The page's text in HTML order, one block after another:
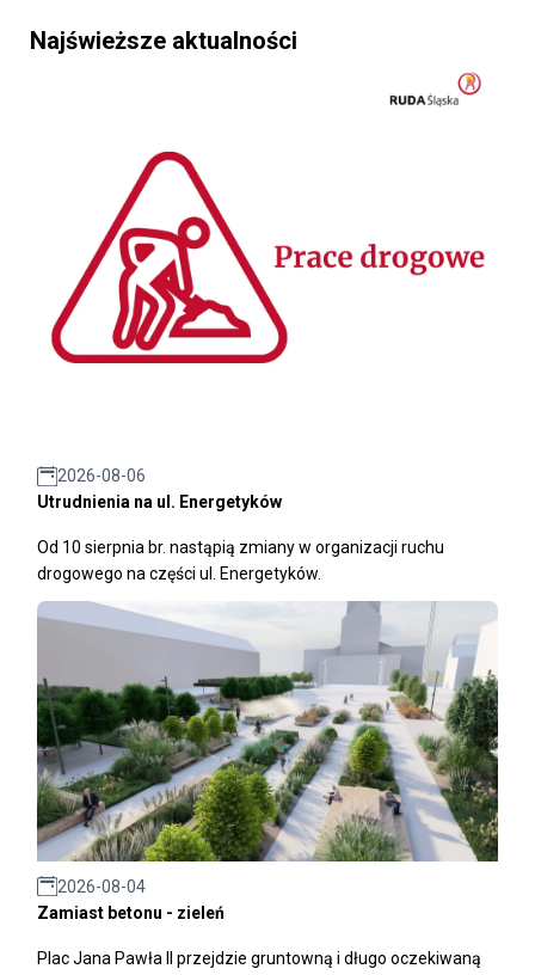
Najświeższe aktualności
2026-08-06
Utrudnienia na ul. Energetyków
Od 10 sierpnia br. nastąpią zmiany w organizacji ruchu
drogowego na części ul. Energetyków.
2026-08-04
Zamiast betonu - zieleń
Plac Jana Pawła II przejdzie gruntowną i długo oczekiwaną